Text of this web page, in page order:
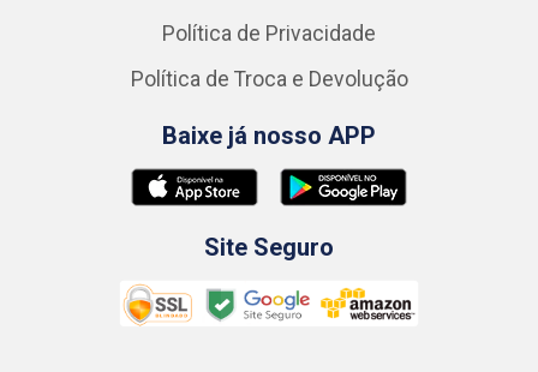
Política de Privacidade
Política de Troca e Devolução
Baixe já nosso APP
Site Seguro